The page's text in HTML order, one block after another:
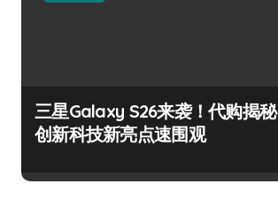
三星Galaxy S26来袭！代购揭秘
创新科技新亮点速围观